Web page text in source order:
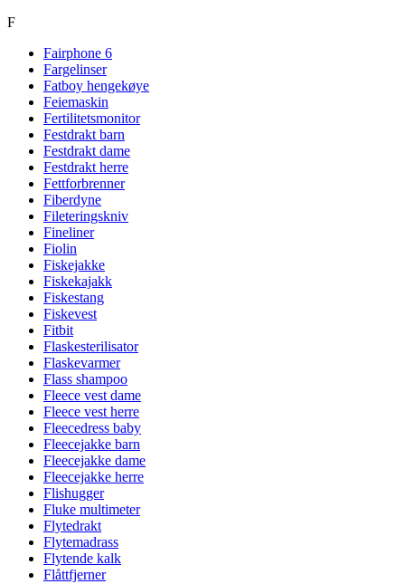
F
Fairphone 6
Fargelinser
Fatboy hengekøye
Feiemaskin
Fertilitetsmonitor
Festdrakt barn
Festdrakt dame
Festdrakt herre
Fettforbrenner
Fiberdyne
Fileteringskniv
Fineliner
Fiolin
Fiskejakke
Fiskekajakk
Fiskestang
Fiskevest
Fitbit
Flaskesterilisator
Flaskevarmer
Flass shampoo
Fleece vest dame
Fleece vest herre
Fleecedress baby
Fleecejakke barn
Fleecejakke dame
Fleecejakke herre
Flishugger
Fluke multimeter
Flytedrakt
Flytemadrass
Flytende kalk
Flåttfjerner